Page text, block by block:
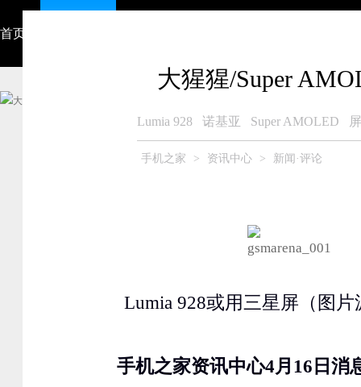
首页
大猩猩/Super
Lumia 928 诺基亚 Super AMOLED
手机之家 > 资讯中心 > 新闻·评论
Lumia 928或用三星屏（图
手机之家资讯中心4月16日消